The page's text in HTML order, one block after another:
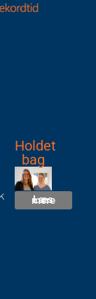
Holdet
bag
Læs mere